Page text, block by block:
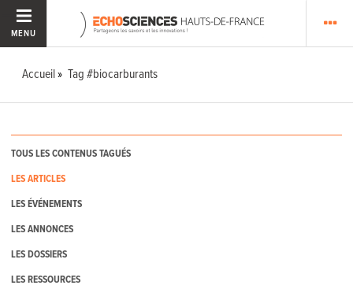
MENU
Accueil Tag #biocarburants
TOUS LES CONTENUS TAGUÉS
LES ARTICLES
LES ÉVÉNEMENTS
LES ANNONCES
LES DOSSIERS
LES RESSOURCES